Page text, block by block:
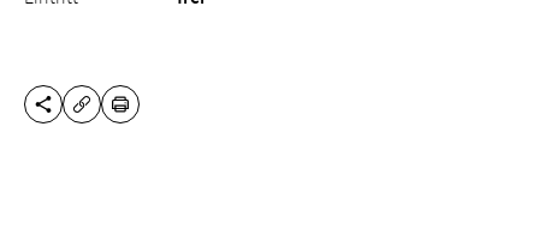
DIESE SEITE TEILEN
URL KOPIEREN
DRUCKEN